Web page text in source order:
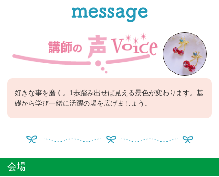
好きな事を磨く。1歩踏み出せば見える景色が変わります。基
礎から学び一緒に活躍の場を広げましょう。
会場